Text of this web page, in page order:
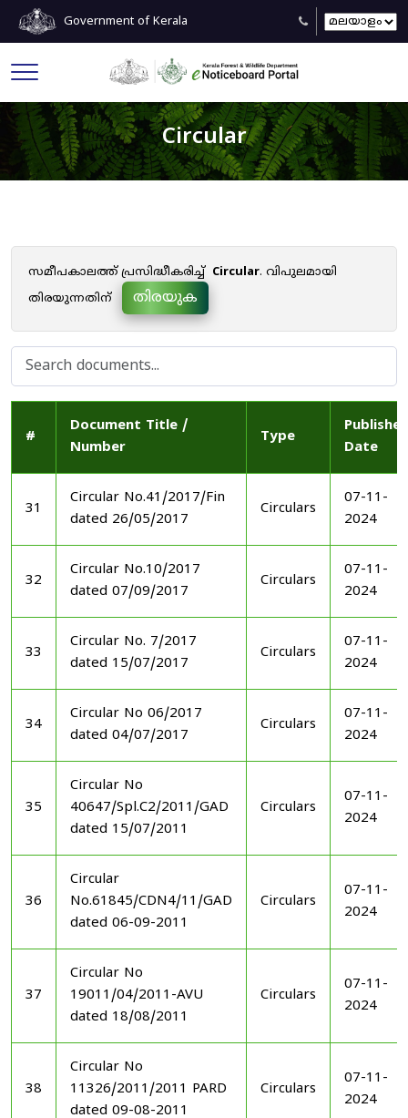
Government of Kerala
Circular
സമീപകാലത്ത് പ്രസിദ്ധീകരിച്ച് Circular. വിപുലമായി
തിരയുന്നതിന്
തിരയുക
#
Document Title /
Number
Type
Date
31
Circular No.41/2017/Fin
dated 26/05/2017
Circulars
07-11-
2024
32
Circular No.10/2017
dated 07/09/2017
Circulars
07-11-
2024
33
Circular No. 7/2017
dated 15/07/2017
Circulars
07-11-
2024
34
Circular No 06/2017
dated 04/07/2017
Circulars
07-11-
2024
35
Circular No
40647/Spl.C2/2011/GAD
dated 15/07/2011
Circulars
07-11-
2024
36
Circular
No.61845/CDN4/11/GAD
dated 06-09-2011
Circulars
07-11-
2024
37
Circular No
19011/04/2011-AVU
dated 18/08/2011
Circulars
07-11-
2024
38
Circular No
11326/2011/2011 PARD
dated 09-08-2011
Circulars
07-11-
2024